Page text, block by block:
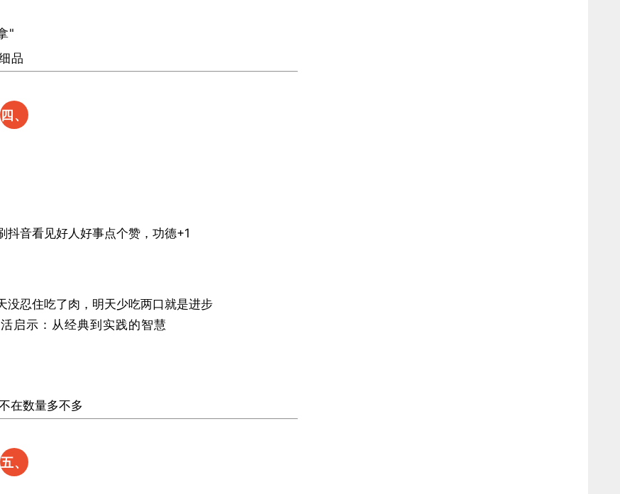
"
品
四、​
惕的
抖音看见好人好事点个赞，功德+1
没忍住吃了肉，明天少吃两口就是进步
在数量多不多
五、​